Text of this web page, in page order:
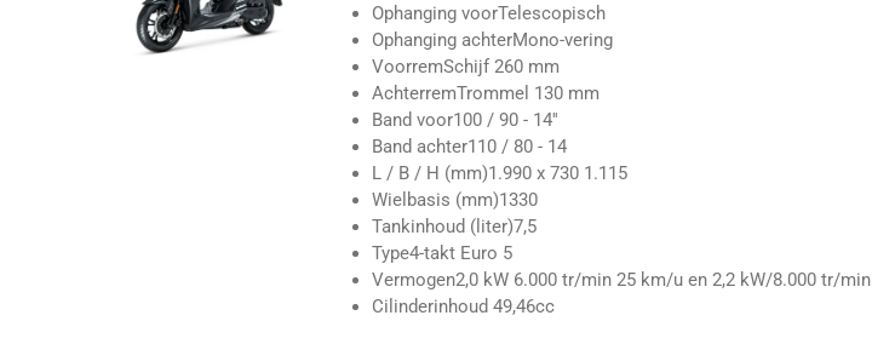
Ophanging voorTelescopisch
Ophanging achterMono-vering
VoorremSchijf 260 mm
AchterremTrommel 130 mm
Band voor100 / 90 - 14''
Band achter110 / 80 - 14
L / B / H (mm)1.990 x 730 1.115
Wielbasis (mm)1330
Tankinhoud (liter)7,5
Type4-takt Euro 5
Vermogen2,0 kW 6.000 tr/min 25 km/u en 2,2 kW/8.000 tr/min
Cilinderinhoud 49,46cc